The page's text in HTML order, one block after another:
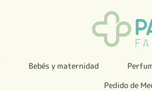
Bebés y maternidad
Pedido de